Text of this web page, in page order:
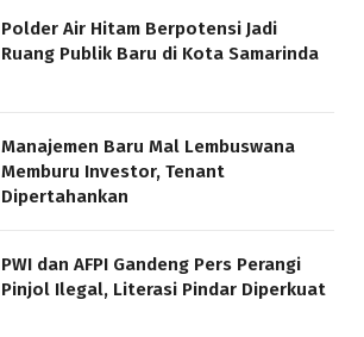
Polder Air Hitam Berpotensi Jadi
Ruang Publik Baru di Kota Samarinda
Manajemen Baru Mal Lembuswana
Memburu Investor, Tenant
Dipertahankan
PWI dan AFPI Gandeng Pers Perangi
Pinjol Ilegal, Literasi Pindar Diperkuat